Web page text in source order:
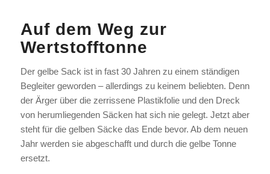
Auf dem Weg zur
Wertstofftonne
Der gelbe Sack ist in fast 30 Jahren zu einem ständigen
Begleiter geworden – allerdings zu keinem beliebten. Denn
der Ärger über die zerrissene Plastikfolie und den Dreck
von herumliegenden Säcken hat sich nie gelegt. Jetzt aber
steht für die gelben Säcke das Ende bevor. Ab dem neuen
Jahr werden sie abgeschafft und durch die gelbe Tonne
ersetzt.